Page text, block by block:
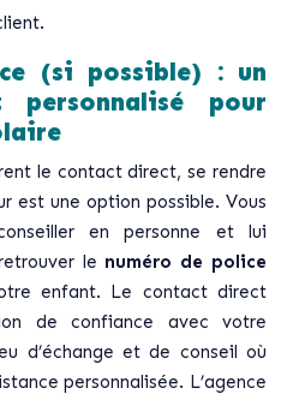
(si possible) : un
pour
le contact direct, se rendre
est une option possible. Vous
en personne et lui
le numéro de police
enfant. Le contact direct
de confiance avec votre
d’échange et de conseil où
personnalisée. L’agence